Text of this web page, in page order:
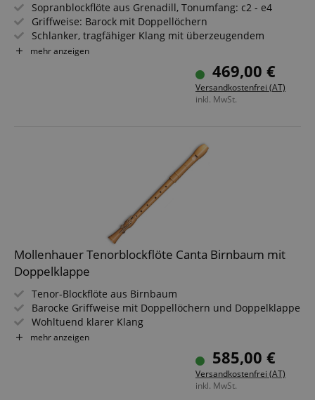
Sopranblockflöte aus Grenadill, Tonumfang: c2 - e4
Griffweise: Barock mit Doppellöchern
Schlanker, tragfähiger Klang mit überzeugendem
Charme
Wendige, schnelle Ansprache in allen Lagen
Inkl. Etui, Wischerstab, Fettdöschen & Pflegeanleitung
mehr anzeigen
469,00 €
Versandkostenfrei (AT)
inkl. MwSt.
Mollenhauer Tenorblockflöte Canta Birnbaum mit
Doppelklappe
Tenor-Blockflöte aus Birnbaum
Barocke Griffweise mit Doppellöchern und Doppelklappe
Wohltuend klarer Klang
Leichte Ansprache
Inklusive Tasche, Grifftabelle und Zubehör
mehr anzeigen
585,00 €
Versandkostenfrei (AT)
inkl. MwSt.